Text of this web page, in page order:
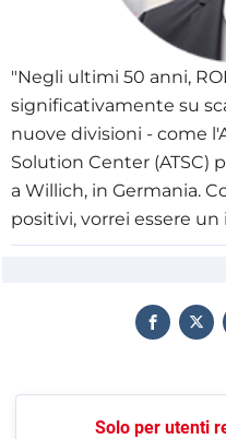
"Negli ultimi 50 anni,
significativamente su
nuove divisioni - come
Solution Center (ATSC)
a Willich, in Germania.
positivi, vorrei essere un
Solo per utenti